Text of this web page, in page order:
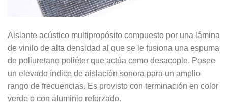
Aislante acústico multipropósito compuesto por una lámina
de vinilo de alta densidad al que se le fusiona una espuma
de poliuretano poliéter que actúa como desacople. Posee
un elevado índice de aislación sonora para un amplio
rango de frecuencias. Es provisto con terminación en color
verde o con aluminio reforzado.